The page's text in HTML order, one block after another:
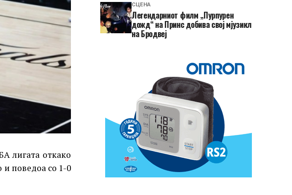
лигата откако
поведоа со 1-0
СЦЕНА
Легендарниот филм „Пурпурен
дожд“ на Принс добива свој мјузикл
на Бродвеј